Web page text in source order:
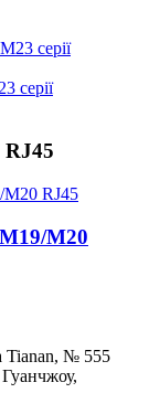
серії
M20
Tianan, № 555